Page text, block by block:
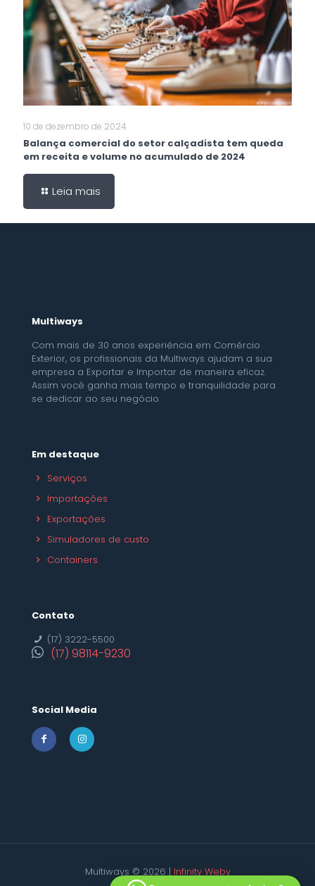
10 de dezembro de 2024
Balança comercial do setor calçadista tem queda
em receita e volume no acumulado de 2024
Leia mais
Multiways
Com mais de 30 anos experiência em Comércio
Exterior, os profissionais da Multiways ajudam a sua
empresa a Exportar e Importar de maneira eficaz.
Assim você ganha mais tempo e tranquilidade para
se dedicar ao seu negócio.
Em destaque
Serviços
Importações
Exportações
Simuladores de custo
Containers
Contato
(17) 3222-5500
(17) 98114-9230
Social Media
Multiways © 2026 | Infinity Weby